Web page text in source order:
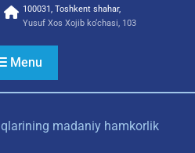
100031, Toshkent shahar,
Yusuf Xos Xojib ko‘chasi, 103
Menu
madaniy hamkorlik